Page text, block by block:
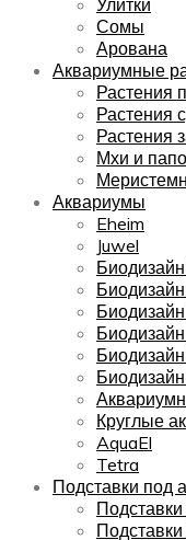
Сомы
Арована
Аквариумные
Растения
Растения
Растения
Мхи и
Аквариумы
Eheim
Juwel
Круглые
AquaEl
Tetra
Подставки под